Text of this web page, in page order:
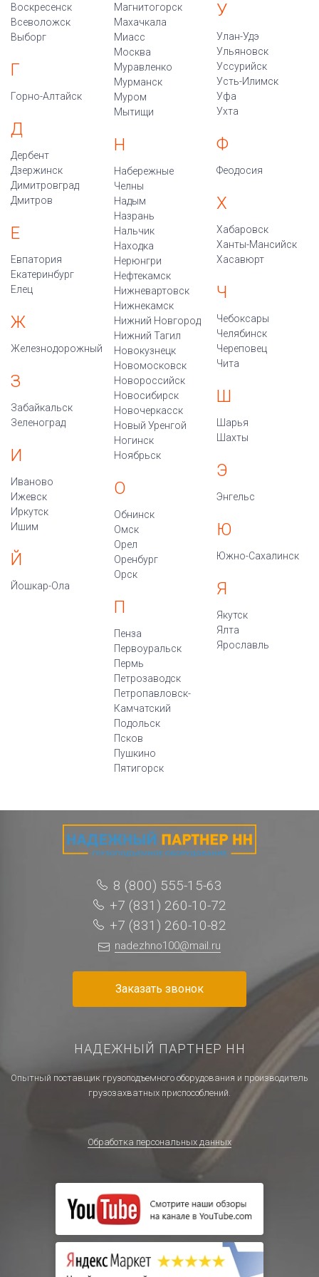
Воскресенск
Всеволожск
Выборг
Г
Горно-Алтайск
Д
Дербент
Дзержинск
Димитровград
Дмитров
Е
Евпатория
Екатеринбург
Елец
Ж
Железнодорожный
З
Забайкальск
Зеленоград
И
Иваново
Ижевск
Иркутск
Ишим
Й
Йошкар-Ола
Магнитогорск
Махачкала
Миасс
Москва
Муравленко
Мурманск
Муром
Мытищи
Н
Набережные
Челны
Надым
Назрань
Нальчик
Находка
Нерюнгри
Нефтекамск
Нижневартовск
Нижнекамск
Нижний Новгород
Нижний Тагил
Новокузнецк
Новомосковск
Новороссийск
Новосибирск
Новочеркасск
Новый Уренгой
Ногинск
Ноябрьск
О
Обнинск
Омск
Орел
Оренбург
Орск
П
Пенза
Первоуральск
Пермь
Петрозаводск
Петропавловск-
Камчатский
Подольск
Псков
Пушкино
Пятигорск
У
Улан-Удэ
Ульяновск
Уссурийск
Усть-Илимск
Уфа
Ухта
Ф
Феодосия
Х
Хабаровск
Ханты-Мансийск
Хасавюрт
Ч
Чебоксары
Челябинск
Череповец
Чита
Ш
Шарья
Шахты
Э
Энгельс
Ю
Южно-Сахалинск
Я
Якутск
Ялта
Ярославль
8 (800) 555-15-63
+7 (831) 260-10-72
+7 (831) 260-10-82
nadezhno100@mail.ru
Заказать звонок
НАДЕЖНЫЙ ПАРТНЕР НН
Опытный поставщик грузоподъемного оборудования и производитель
грузозахватных приспособлений.
Обработка персональных данных